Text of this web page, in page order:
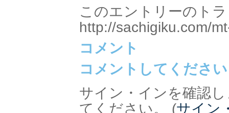
このエントリーのト
http://sachigiku.com/
コメント
コメントしてください
サイン・インを確認
てください。 (サイン